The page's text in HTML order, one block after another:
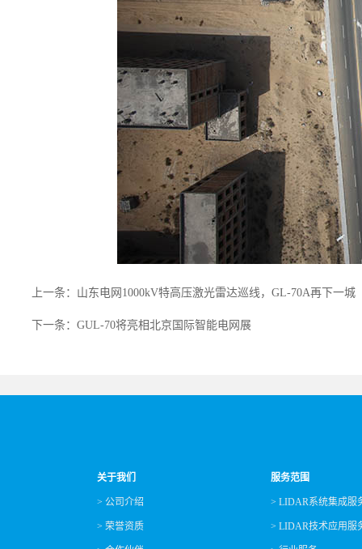
上一条：山东电网1000kV特高压激光雷达巡线，GL-70A再下一城
下一条：GUL-70将亮相北京国际智能电网展
关于我们
> 公司介绍
> 荣誉资质
服务范围
> LIDAR系统集成服
> LIDAR技术应用服